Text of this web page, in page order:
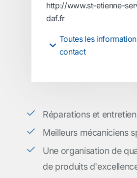
http://www.st-etienne-
daf.fr
Toutes les
contact
Réparations et
Meilleurs mécaniciens
Une organisation de
de produits